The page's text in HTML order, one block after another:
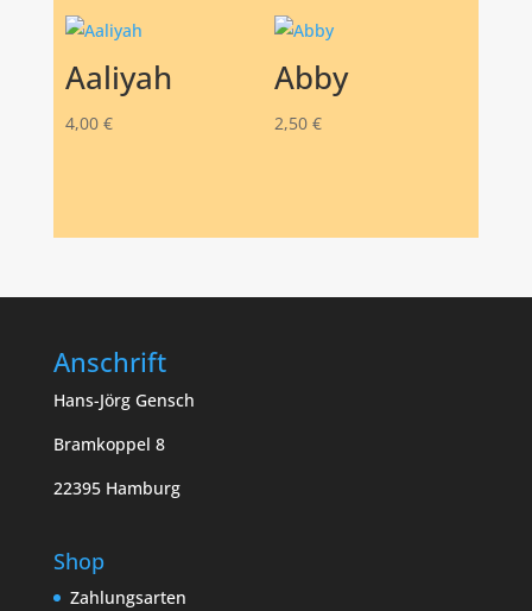
Aaliyah
4,00 €
Abby
2,50 €
Anschrift
Hans-Jörg Gensch
Bramkoppel 8
22395 Hamburg
Shop
Zahlungsarten